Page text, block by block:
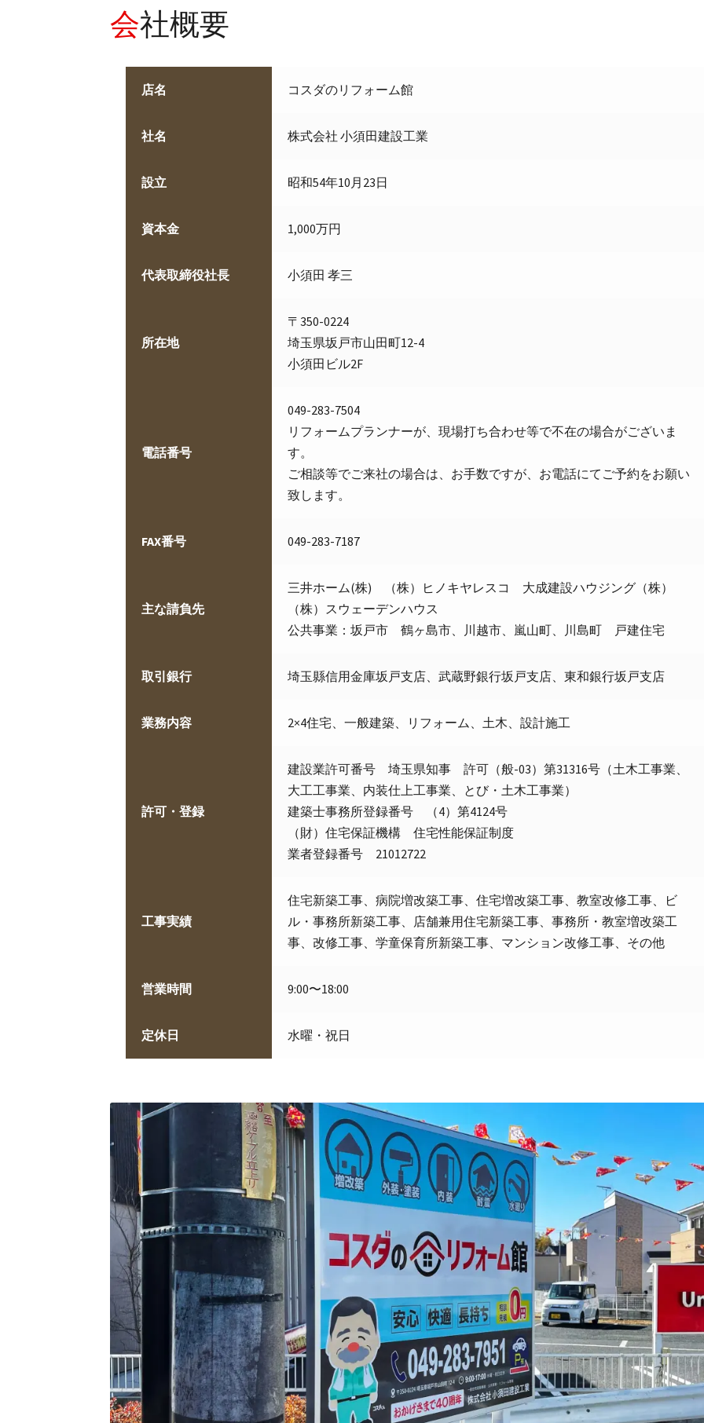
会社概要
店名 コスダのリフォーム館
社名 株式会社 小須田建設工業
設立 昭和54年10月23日
資本金 1,000万円
代表取締役社長 小須田 孝三
所在地
〒350-0224
埼玉県坂戸市山田町12-4
小須田ビル2F
電話番号
049-283-7504
リフォームプランナーが、現場打ち合わせ等で不在の場合がございま
す。
ご相談等でご来社の場合は、お手数ですが、お電話にてご予約をお願い
致します。
FAX番号 049-283-7187
主な請負先
三井ホーム(株) （株）ヒノキヤレスコ 大成建設ハウジング（株）
（株）スウェーデンハウス
公共事業：坂戸市 鶴ヶ島市、川越市、嵐山町、川島町 戸建住宅
取引銀行 埼玉縣信用金庫坂戸支店、武蔵野銀行坂戸支店、東和銀行坂戸支店
業務内容 2×4住宅、一般建築、リフォーム、土木、設計施工
許可・登録
建設業許可番号 埼玉県知事 許可（般-03）第31316号（土木工事業、
大工工事業、内装仕上工事業、とび・土木工事業）
建築士事務所登録番号 （4）第4124号
（財）住宅保証機構 住宅性能保証制度
業者登録番号 21012722
工事実績
住宅新築工事、病院増改築工事、住宅増改築工事、教室改修工事、ビ
ル・事務所新築工事、店舗兼用住宅新築工事、事務所・教室増改築工
事、改修工事、学童保育所新築工事、マンション改修工事、その他
営業時間 9:00〜18:00
定休日 水曜・祝日